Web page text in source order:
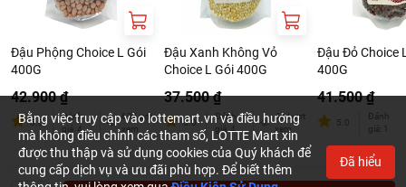
Đậu Phộng Choice L Gói
400G
42.900 ₫
5.0
Đánh
giá 4
69Lượt
xem
Đậu Xanh Không Vỏ
Choice L Gói 400G
37.500 ₫
5.0
Đánh
giá 4
48Lượt
xem
Đậu Đỏ Choice
400G
41.500 ₫
5.0
Đánh
giá
Bằng việc truy cập vào lottemart.vn và điều hướng
mà không điều chỉnh các tham số, LOTTE Mart xin
được thu thập và sử dụng cookies của Quý khách để
cung cấp dịch vụ và ưu đãi phù hợp. Để biết thêm
Đã hiểu